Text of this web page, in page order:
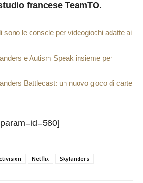
francese TeamTO.
sono le console per videogiochi adatte ai
e Autism Speak insieme per
Battlecast: un nuovo gioco di carte
Netflix Skylanders